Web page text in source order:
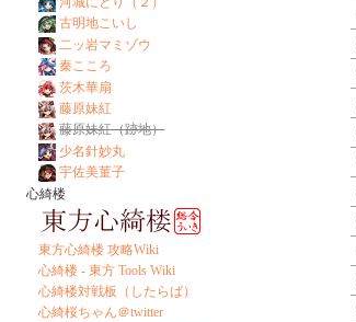
古明地こいし
二ッ岩マミゾウ
秦こころ
茨木華扇
藤原妹紅
藤原妹紅（跡地）
少名針妙丸
宇佐美菫子
心綺楼
東方心綺楼 攻略Wiki
心綺楼 - 東方 Tools Wiki
心綺楼対戦板（したらば）
心綺桜ちゃん＠twitter